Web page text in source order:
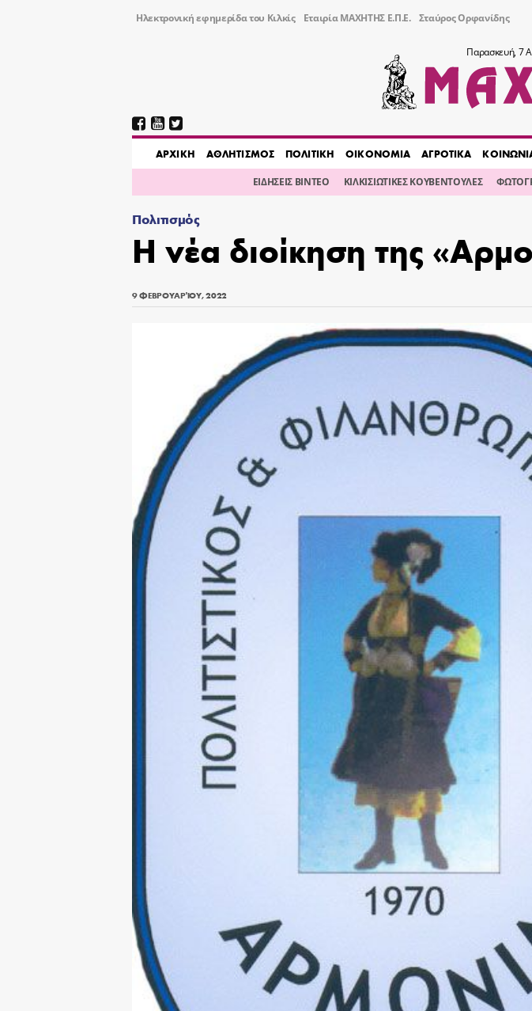
Ηλεκτρονική εφημερίδα του Κιλκίς Εταιρία ΜΑΧΗΤΗΣ Ε.Π.Ε. Σταύρος Ορφανίδης
Παρασκευή, 7
AΡΧΙΚΗ ΑΘΛΗΤΙΣΜΟΣ ΠΟΛΙΤΙΚΗ ΟΙΚΟΝΟΜΙΑ ΑΓΡΟΤΙΚΑ
ΕΙΔΗΣΕΙΣ ΒΙΝΤΕΟ ΚΙΛΚΙΣΙΩΤΙΚΕΣ ΚΟΥΒΕΝΤΟΥΛΕΣ
Πολιτισμός
Η νέα διοίκηση της
9 ΦΕΒΡΟΥΑΡΊΟΥ, 2022